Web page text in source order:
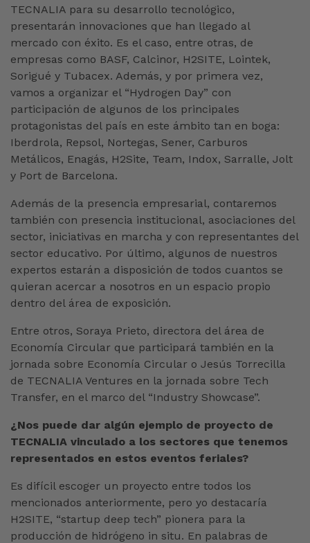
TECNALIA para su desarrollo tecnológico,
presentarán innovaciones que han llegado al
mercado con éxito. Es el caso, entre otras, de
empresas como BASF, Calcinor, H2SITE, Lointek,
Sorigué y Tubacex. Además, y por primera vez,
vamos a organizar el “Hydrogen Day” con
participación de algunos de los principales
protagonistas del país en este ámbito tan en boga:
Iberdrola, Repsol, Nortegas, Sener, Carburos
Metálicos, Enagás, H2Site, Team, Indox, Sarralle, Jolt
y Port de Barcelona.
Además de la presencia empresarial, contaremos
también con presencia institucional, asociaciones del
sector, iniciativas en marcha y con representantes del
sector educativo. Por último, algunos de nuestros
expertos estarán a disposición de todos cuantos se
quieran acercar a nosotros en un espacio propio
dentro del área de exposición.
Entre otros, Soraya Prieto, directora del área de
Economía Circular que participará también en la
jornada sobre Economía Circular o Jesús Torrecilla
de TECNALIA Ventures en la jornada sobre Tech
Transfer, en el marco del “Industry Showcase”.
¿Nos puede dar algún ejemplo de proyecto de
TECNALIA vinculado a los sectores que tenemos
representados en estos eventos feriales?
Es difícil escoger un proyecto entre todos los
mencionados anteriormente, pero yo destacaría
H2SITE, “startup deep tech” pionera para la
producción de hidrógeno in situ. En palabras de